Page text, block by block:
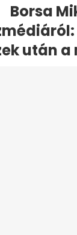
Borsa
után